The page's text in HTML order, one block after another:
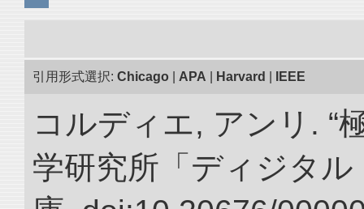
引用形式選択: Chicago APA Harvard IEEE
コルディエ, アンリ. “
学研究所「ディジタ